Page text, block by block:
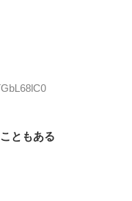
ともある